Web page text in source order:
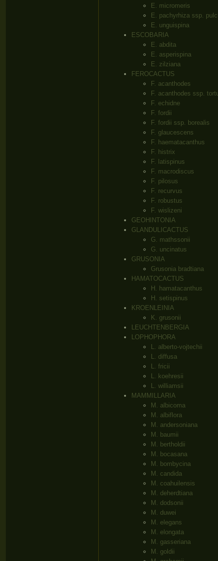
E. micromeris
E. pachyrhiza ssp.
E. unguispina
ESCOBARIA
E. abdita
E. asperispina
E. zilziana
FEROCACTUS
F. acanthodes
F. acanthodes ssp.
F. echidne
F. fordii
F. fordii ssp. borealis
F. glaucescens
F. haematacanthus
F. histrix
F. latispinus
F. macrodiscus
F. pilosus
F. recurvus
F. robustus
F. wislizeni
GEOHINTONIA
GLANDULICACTUS
G. mathssonii
G. uncinatus
GRUSONIA
Grusonia bradtiana
HAMATOCACTUS
H. hamatacanthus
H. setispinus
KROENLEINIA
K. grusonii
LEUCHTENBERGIA
LOPHOPHORA
L. alberto-vojtechii
L. diffusa
L. fricii
L. koehresii
L. williamsii
MAMMILLARIA
M. albicoma
M. albiflora
M. andersoniana
M. baumii
M. bertholdii
M. bocasana
M. bombycina
M. candida
M. coahuilensis
M. deherdtiana
M. dodsonii
M. duwei
M. elegans
M. elongata
M. gasseriana
M. goldii